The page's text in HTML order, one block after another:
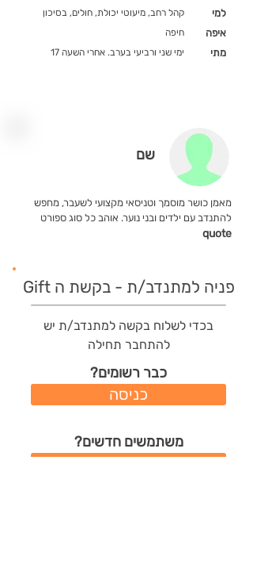
קהל רחב, מיעוטי יכולת, חולים, בסיכון למי
חיפה איפה
ימי שני ורביעי בערב. אחרי השעה 17 מתי
שם
מאמן כושר מוסמך וטניסאי מקצועי לשעבר, מחפש
להתנדב עם ילדים ובני נוער. אוהב כל סוג ספורט
quote
פניה למתנדב/ת - בקשת ה Gift
בכדי לשלוח בקשה למתנדב/ת יש
להתחבר תחילה
כבר רשומים?
כניסה
משתמשים חדשים?